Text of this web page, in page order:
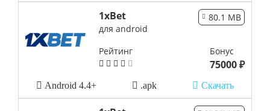
1xBet
80.1 MB
для android
Рейтинг
Бонус
75000 ₽
Android 4.4+ .apk Скачать